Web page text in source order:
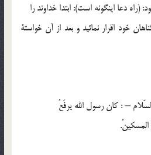
دعا اينگونه است): ابتدا خداوند را
خود اقرار نمائيد و بعد از آن خواستة
المسكينُ.